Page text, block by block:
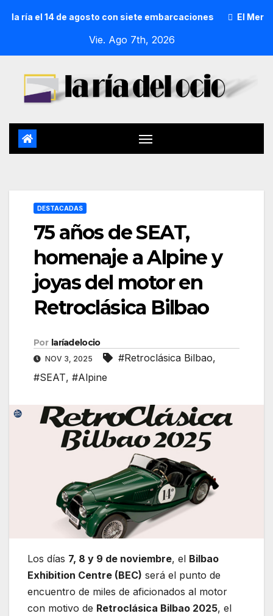
el 14 de agosto con siete embarcaciones El Mercado
Vie. Ago 7th, 2026
DESTACADAS
75 años de SEAT,
homenaje a Alpine y
joyas del motor en
Retroclásica Bilbao
Por laríadelocio
NOV 3, 2025 #Retroclásica Bilbao,
#SEAT, #Alpine
Los días 7, 8 y 9 de noviembre, el Bilbao
Exhibition Centre (BEC) será el punto de
encuentro de miles de aficionados al motor
con motivo de Retroclásica Bilbao 2025, el